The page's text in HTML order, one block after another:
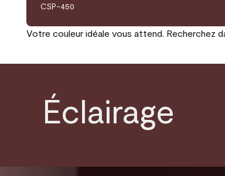
CSP-450
Votre couleur idéale vous attend. Recherchez
Éclairage